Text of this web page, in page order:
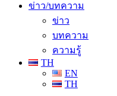
ข่าว/บทความ
ข่าว
บทความ
ความรู้
TH
EN
TH